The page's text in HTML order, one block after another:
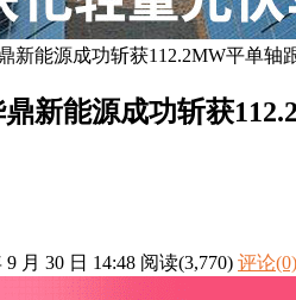
新能源成功斩获112.2MW平单轴
新能源成功斩获
9 月 30 日 14:48 阅读(3,770) 评论(0)